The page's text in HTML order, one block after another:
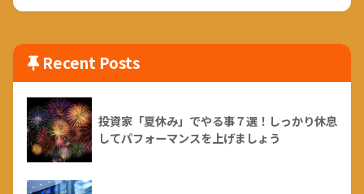
Recent Posts
投資家「夏休み」でやる事７選！しっかり休息
してパフォーマンスを上げましょう